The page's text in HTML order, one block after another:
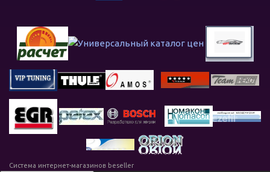
Система интернет-магазинов beseller